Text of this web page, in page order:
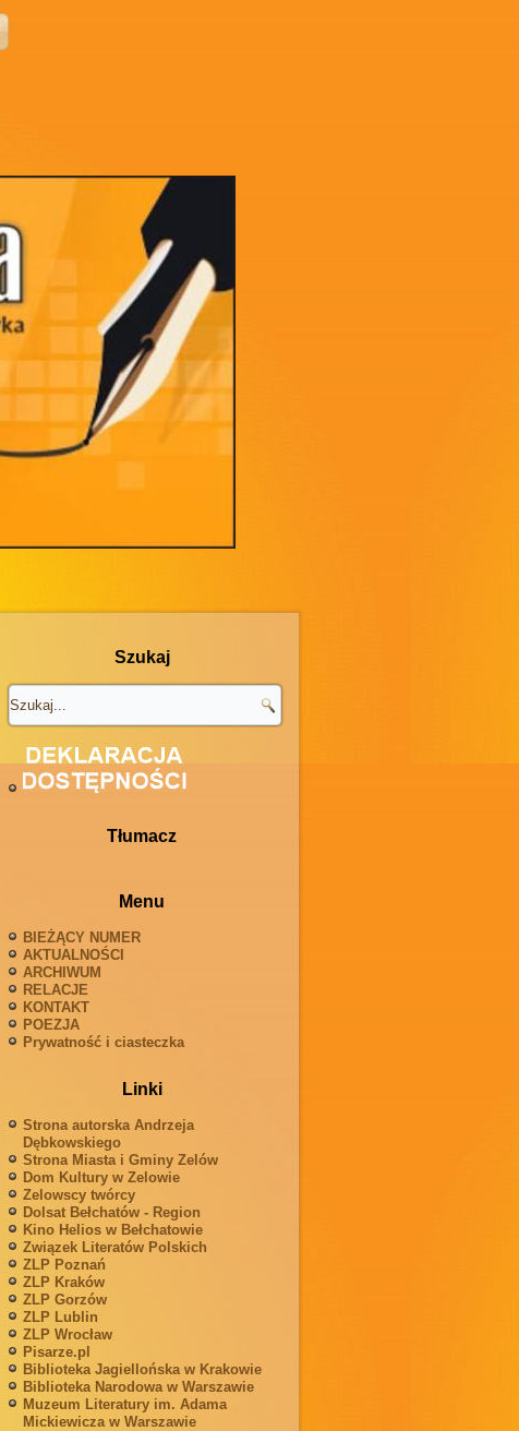
Szukaj
Tłumacz
Menu
BIEŻĄCY NUMER
AKTUALNOŚCI
ARCHIWUM
RELACJE
KONTAKT
POEZJA
Prywatność i ciasteczka
Linki
Strona autorska Andrzeja
Dębkowskiego
Strona Miasta i Gminy Zelów
Dom Kultury w Zelowie
Zelowscy twórcy
Dolsat Bełchatów - Region
Kino Helios w Bełchatowie
Związek Literatów Polskich
ZLP Poznań
ZLP Kraków
ZLP Gorzów
ZLP Lublin
ZLP Wrocław
Pisarze.pl
Biblioteka Jagiellońska w Krakowie
Biblioteka Narodowa w Warszawie
Muzeum Literatury im. Adama
Mickiewicza w Warszawie